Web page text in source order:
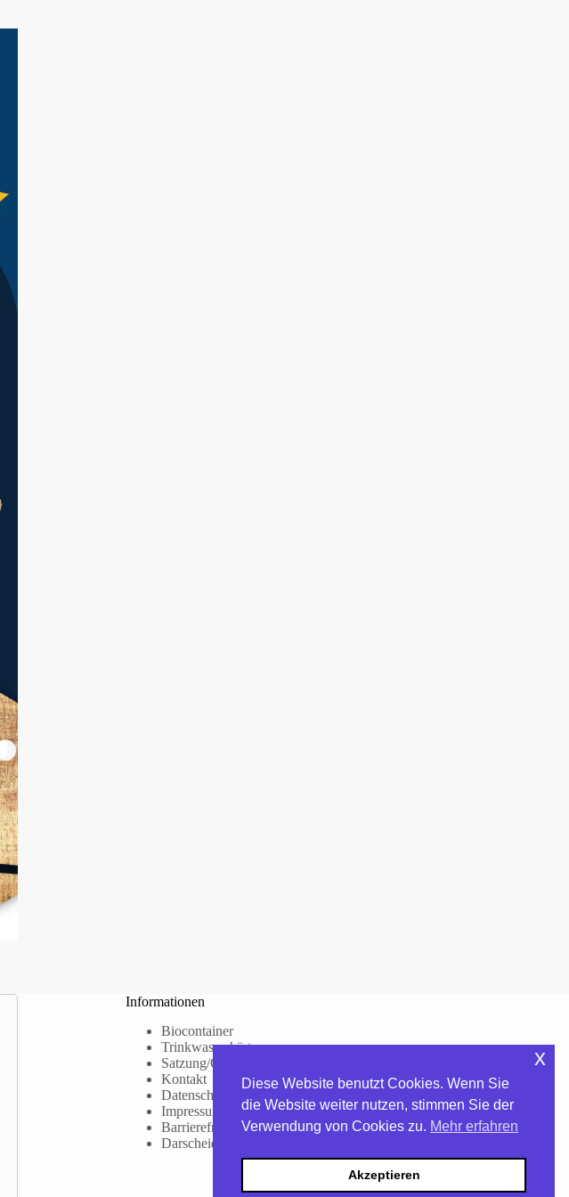
Informationen
Biocontainer
Trinkwasserhärte
Satzung/Gebühren
Kontakt
Datenschutzerklärung
Impressum
Barrierefreiheitserklärung
Darscheid – WhatsApp-Kanal
Diese Website benutzt Cookies. Wenn Sie
die Website weiter nutzen, stimmen Sie der
Verwendung von Cookies zu. Mehr erfahren
Akzeptieren
x